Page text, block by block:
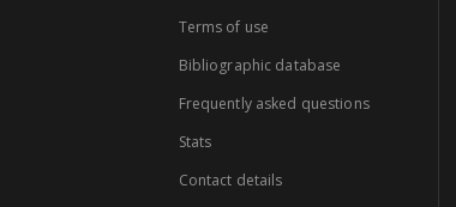
Terms of use
Bibliographic database
Frequently asked questions
Stats
Contact details